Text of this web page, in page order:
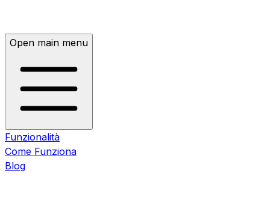
Open main menu
Funzionalità
Come Funziona
Blog